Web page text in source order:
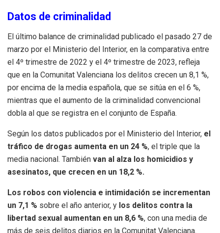
Datos de criminalidad
El último balance de criminalidad publicado el pasado 27 de
marzo por el Ministerio del Interior, en la comparativa entre
el 4º trimestre de 2022 y el 4º trimestre de 2023, refleja
que en la Comunitat Valenciana los delitos crecen un 8,1 %,
por encima de la media española, que se sitúa en el 6 %,
mientras que el aumento de la criminalidad convencional
dobla al que se registra en el conjunto de España.
Según los datos publicados por el Ministerio del Interior, el
tráfico de drogas aumenta en un 24 %, el triple que la
media nacional. También van al alza los homicidios y
asesinatos, que crecen en un 18,2 %.
Los robos con violencia e intimidación se incrementan
un 7,1 % sobre el año anterior, y los delitos contra la
libertad sexual aumentan en un 8,6 %, con una media de
más de seis delitos diarios en la Comunitat Valenciana.